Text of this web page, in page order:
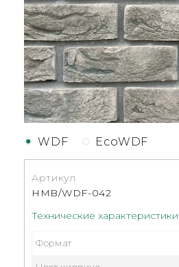
WDF EcoWDF
Технические характеристики
Артикул
HMB/WDF-042
Формат